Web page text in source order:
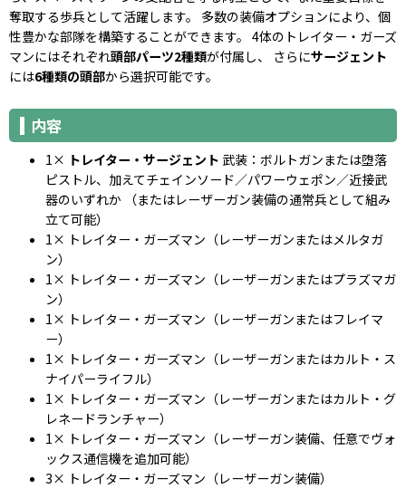
奪取する歩兵として活躍します。 多数の装備オプションにより、個
性豊かな部隊を構築することができます。 4体のトレイター・ガーズ
マンにはそれぞれ頭部パーツ2種類が付属し、 さらにサージェント
には6種類の頭部から選択可能です。
内容
1× トレイター・サージェント 武装：ボルトガンまたは堕落
ピストル、加えてチェインソード／パワーウェポン／近接武
器のいずれか （またはレーザーガン装備の通常兵として組み
立て可能）
1× トレイター・ガーズマン（レーザーガンまたはメルタガ
ン）
1× トレイター・ガーズマン（レーザーガンまたはプラズマガ
ン）
1× トレイター・ガーズマン（レーザーガンまたはフレイマ
ー）
1× トレイター・ガーズマン（レーザーガンまたはカルト・ス
ナイパーライフル）
1× トレイター・ガーズマン（レーザーガンまたはカルト・グ
レネードランチャー）
1× トレイター・ガーズマン（レーザーガン装備、任意でヴォ
ックス通信機を追加可能）
3× トレイター・ガーズマン（レーザーガン装備）